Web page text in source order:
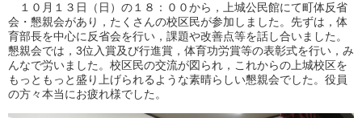
１０月１３日（日）の１８：００から，上城公民館にて町体反省
会・懇親会があり，たくさんの校区民が参加しました。先ずは，体
育部長を中心に反省会を行い，課題や改善点等を話し合いました。
懇親会では，3位入賞及び行進賞，体育功労賞等の表彰式を行い，み
んなで労いました。校区民の交流が図られ，これからの上城校区を
もっともっと盛り上げられるような素晴らしい懇親会でした。役員
の方々本当にお疲れ様でした。